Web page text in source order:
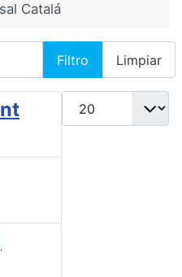
Catalá
Filtro Limpiar
Cantidad